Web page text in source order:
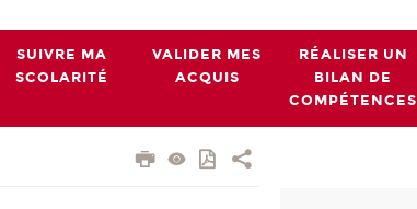
SUIVRE MA
SCOLARITÉ
VALIDER MES
ACQUIS
RÉALISER UN
BILAN DE
COMPÉTENCES